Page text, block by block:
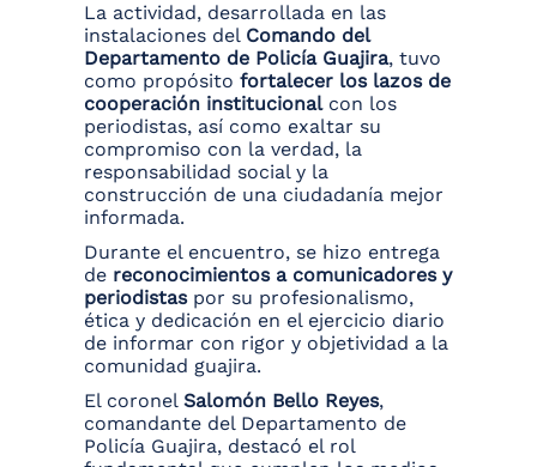
La actividad, desarrollada en las
instalaciones del Comando del
Departamento de Policía Guajira, tuvo
como propósito fortalecer los lazos de
cooperación institucionalcon los
periodistas, así como exaltar su
compromiso con la verdad, la
responsabilidad social y la
construcción de una ciudadanía mejor
informada.
Durante el encuentro, se hizo entrega
de reconocimientos a comunicadores y
periodistaspor su profesionalismo,
ética y dedicación en el ejercicio diario
de informar con rigor y objetividad a la
comunidad guajira.
El coronel Salomón Bello Reyes,
comandante del Departamento de
Policía Guajira, destacó el rol